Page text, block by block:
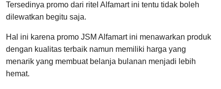
Tersedinya promo dari ritel Alfamart ini tentu tidak boleh
dilewatkan begitu saja.
Hal ini karena promo JSM Alfamart ini menawarkan produk
dengan kualitas terbaik namun memiliki harga yang
menarik yang membuat belanja bulanan menjadi lebih
hemat.